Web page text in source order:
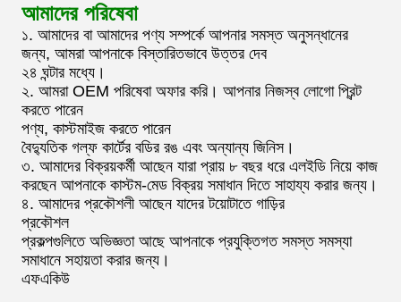
আমাদের পরিষেবা
১. আমাদের বা আমাদের পণ্য সম্পর্কে আপনার সমস্ত অনুসন্ধানের
জন্য, আমরা আপনাকে বিস্তারিতভাবে উত্তর দেব
২৪ ঘন্টার মধ্যে।
২. আমরা OEM পরিষেবা অফার করি। আপনার নিজস্ব লোগো প্রিন্ট
করতে পারেন
পণ্য, কাস্টমাইজ করতে পারেন
বৈদ্যুতিক গল্ফ কার্টের বডির রঙ এবং অন্যান্য জিনিস।
৩. আমাদের বিক্রয়কর্মী আছেন যারা প্রায় ৮ বছর ধরে এলইডি নিয়ে কাজ
করছেন আপনাকে কাস্টম-মেড বিক্রয় সমাধান দিতে সাহায্য করার জন্য।
৪. আমাদের প্রকৌশলী আছেন যাদের টয়োটাতে গাড়ির
প্রকৌশল
প্রকল্পগুলিতে অভিজ্ঞতা আছে আপনাকে প্রযুক্তিগত সমস্ত সমস্যা
সমাধানে সহায়তা করার জন্য।
এফএকিউ